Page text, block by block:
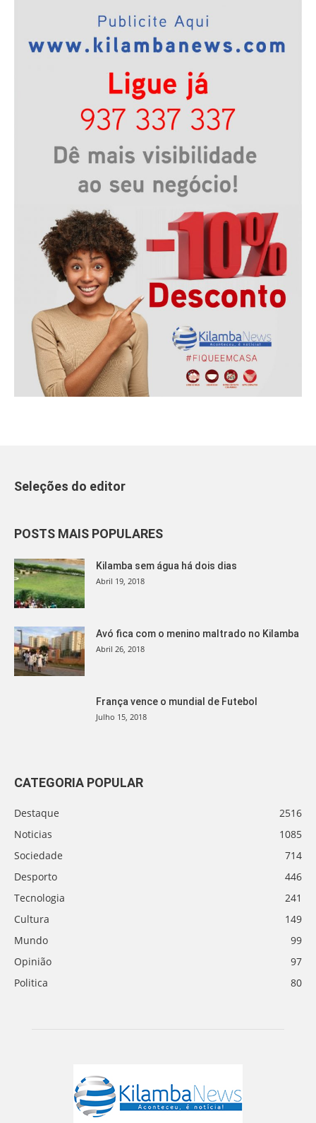
Seleções do editor
POSTS MAIS POPULARES
Kilamba sem água há dois dias
Abril 19, 2018
Avó fica com o menino maltrado no Kilamba
Abril 26, 2018
França vence o mundial de Futebol
Julho 15, 2018
CATEGORIA POPULAR
Destaque
2516
Noticias
1085
Sociedade
714
Desporto
446
Tecnologia
241
Cultura
149
Mundo
99
Opinião
97
Politica
80